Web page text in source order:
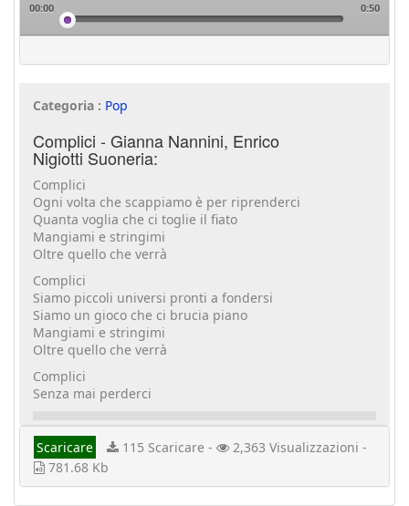
00:00 0:50
Categoria : Pop
Complici - Gianna Nannini, Enrico
Nigiotti Suoneria:
Complici
Ogni volta che scappiamo è per riprenderci
Quanta voglia che ci toglie il fiato
Mangiami e stringimi
Oltre quello che verrà
Complici
Siamo piccoli universi pronti a fondersi
Siamo un gioco che ci brucia piano
Mangiami e stringimi
Oltre quello che verrà
Complici
Senza mai perderci
Scaricare 115 Scaricare -
2,363 Visualizzazioni -
781.68 Kb